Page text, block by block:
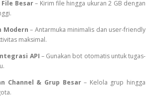
Besar– Kirim file hingga ukuran 2 GB dengan
Modern – Antarmuka minimalis dan user-friendly
maksimal.
API – Gunakan bot otomatis untuk tugas-
Channel & Grup Besar– Kelola grup hingga